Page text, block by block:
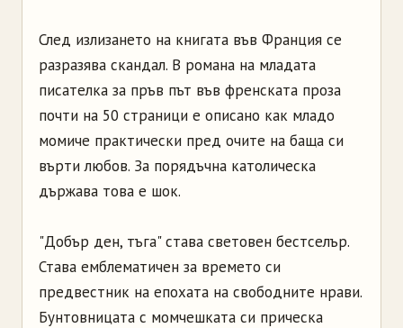
След излизането на книгата във Франция се
разразява скандал. В романа на младата
писателка за пръв път във френската проза
почти на 50 страници е описано как младо
момиче практически пред очите на баща си
върти любов. За порядъчна католическа
държава това е шок.
"Добър ден, тъга" става световен бестселър.
Става емблематичен за времето си
предвестник на епохата на свободните нрави.
Бунтовницата с момчешката си прическа